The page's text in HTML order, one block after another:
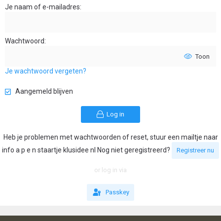
Je naam of e-mailadres
Wachtwoord
Toon
Je wachtwoord vergeten?
Aangemeld blijven
Log in
Heb je problemen met wachtwoorden of reset, stuur een mailtje naar
info a p e n staartje klusidee nl Nog niet geregistreerd?
Registreer nu
or log in via
Passkey